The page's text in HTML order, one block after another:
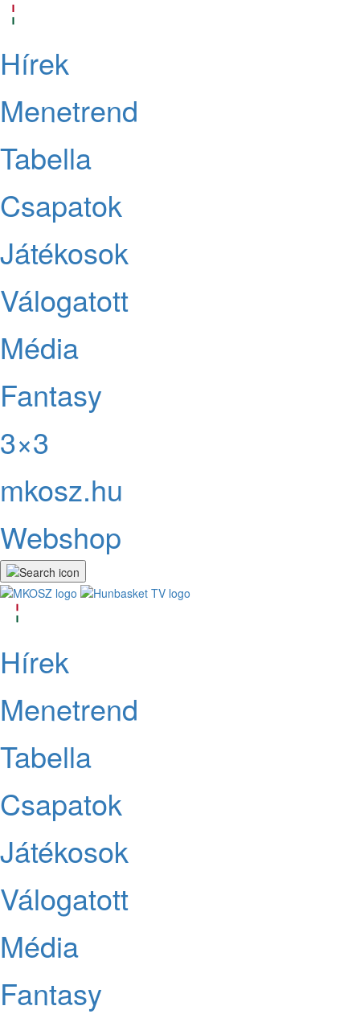
Hírek
Menetrend
Tabella
Csapatok
Játékosok
Válogatott
Média
Fantasy
3×3
mkosz.hu
Webshop
Hírek
Menetrend
Tabella
Csapatok
Játékosok
Válogatott
Média
Fantasy